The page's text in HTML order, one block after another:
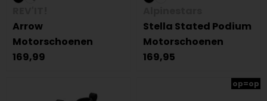
Arrow
Motorschoenen
169,99
Stella Stated Podium
Motorschoenen
169,95
op=op